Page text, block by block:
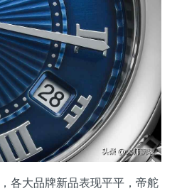
各大品牌新品表现平平，帝舵